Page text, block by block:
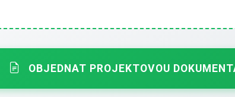
OBJEDNAT PROJEKTOVOU